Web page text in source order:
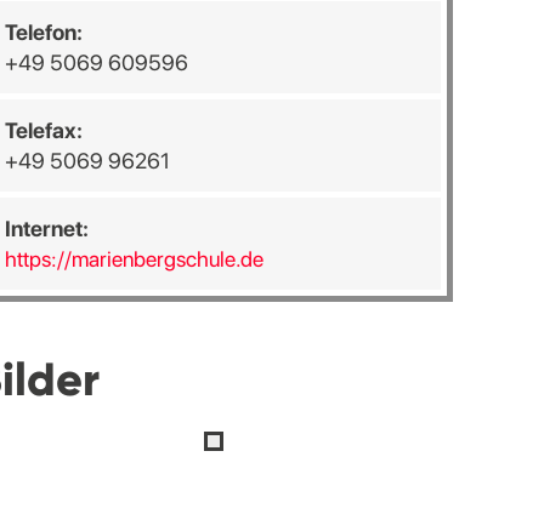
Telefon:
+49 5069 609596
Telefax:
+49 5069 96261
Internet:
https://marienbergschule.de